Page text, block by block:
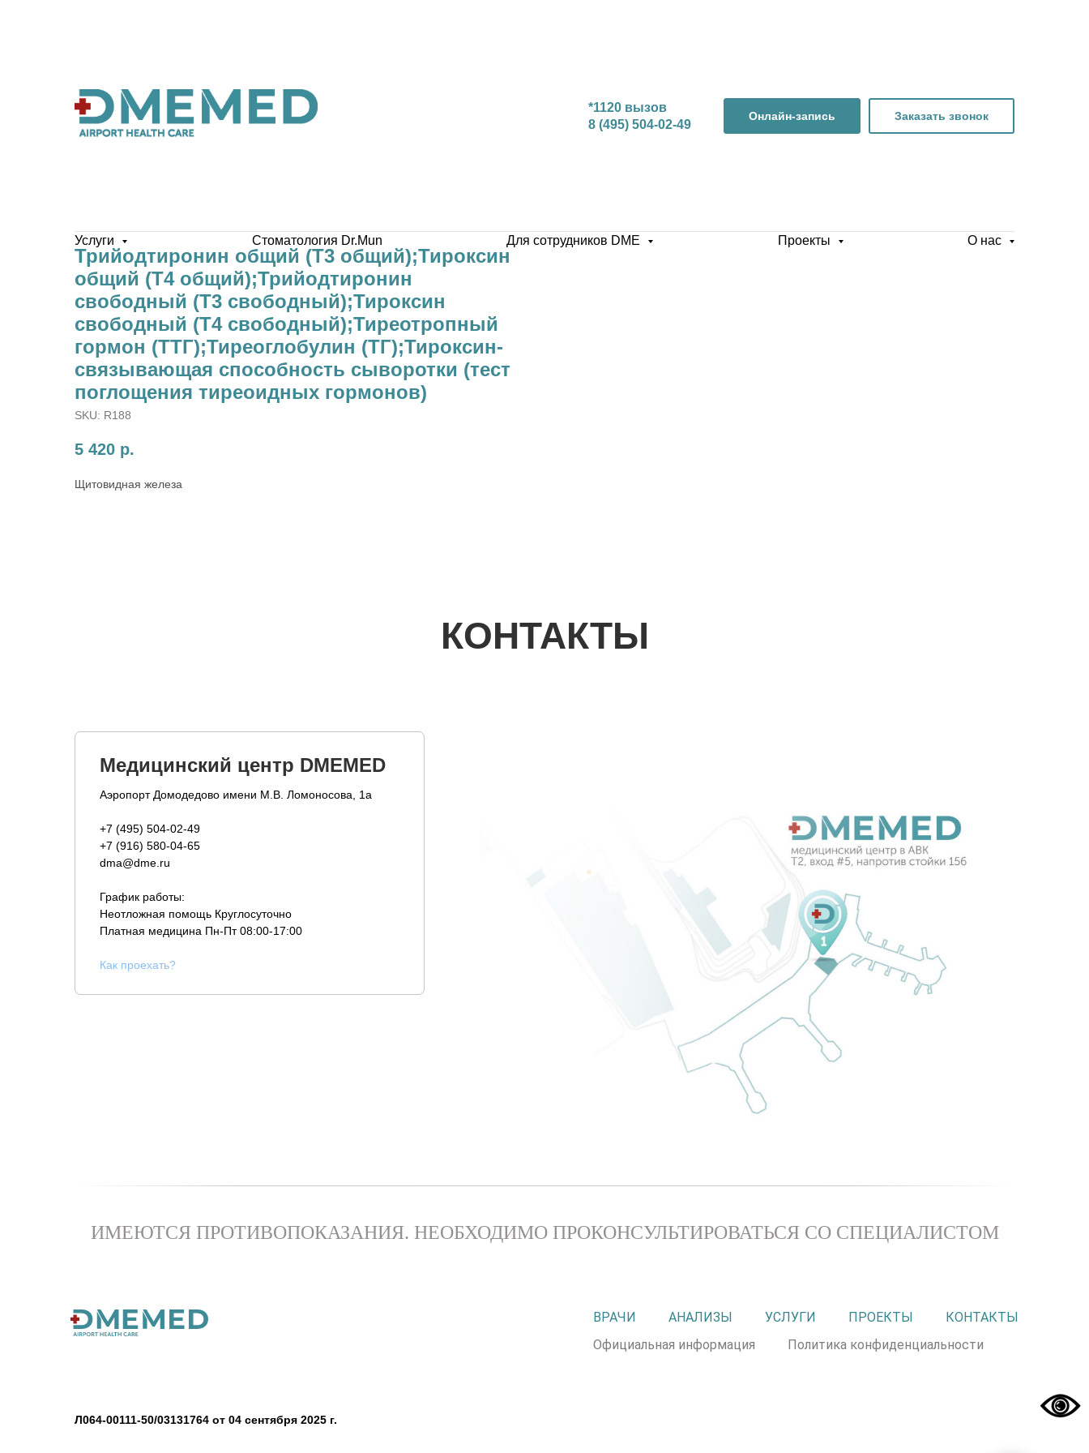
*1120 вызов
8 (495) 504-02-49
Онлайн-запись Заказать звонок
Услуги Стоматология Dr.Mun Для сотрудников DME Проекты О нас
Трийодтиронин общий (Т3 общий);Тироксин
общий (Т4 общий);Трийодтиронин
свободный (Т3 свободный);Тироксин
свободный (Т4 свободный);Тиреотропный
гормон (ТТГ);Тиреоглобулин (ТГ);Тироксин-
связывающая способность сыворотки (тест
поглощения тиреоидных гормонов)
SKU: R188
5 420 р.
Щитовидная железа
КОНТАКТЫ
Медицинский центр DMEMED
Аэропорт Домодедово имени М.В. Ломоносова, 1а
+7 (495) 504-02-49
+7 (916) 580-04-65
dma@dme.ru
График работы:
Неотложная помощь Круглосуточно
Платная медицина Пн-Пт 08:00-17:00
Как проехать?
ИМЕЮТСЯ ПРОТИВОПОКАЗАНИЯ. НЕОБХОДИМО ПРОКОНСУЛЬТИРОВАТЬСЯ СО СПЕЦИАЛИСТОМ
ВРАЧИ АНАЛИЗЫ УСЛУГИ ПРОЕКТЫ
КОНТАКТЫ
Официальная информация
Политика конфиденциальности
Л064-00111-50/03131764 от 04 сентября 2025 г.